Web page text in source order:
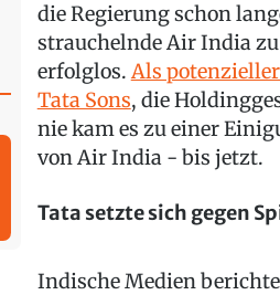
die Regierung schon
strauchelnde Air India
erfolglos.Als
Tata Sons, die
nie kam es zu einer
von Air India - bis jetzt.
Tata setzte sich gegen
Indische Medien